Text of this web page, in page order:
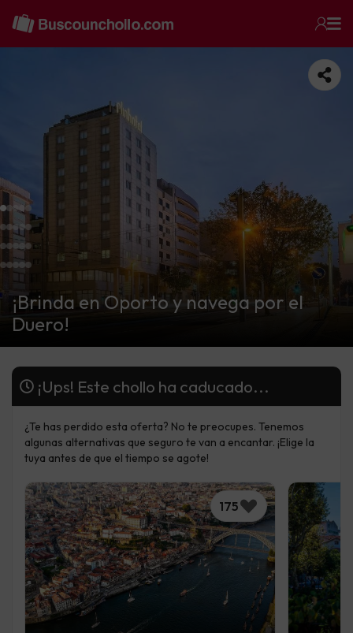
¡Brinda en Oporto y navega por el
Duero!
¡Ups! Este chollo ha caducado...
¿Te has perdido esta oferta? No te preocupes. Tenemos
algunas alternativas que seguro te van a encantar. ¡Elige la
tuya antes de que el tiempo se agote!
175